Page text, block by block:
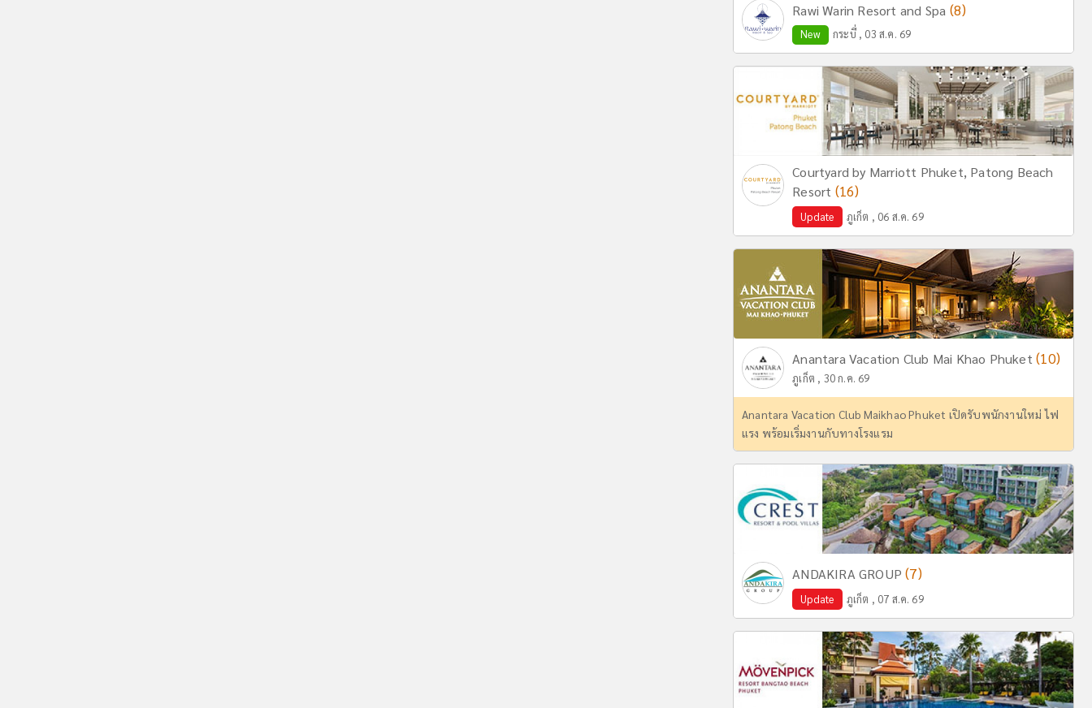
Rawi Warin Resort and Spa (8)
New กระบี่ , 03 ส.ค. 69
Courtyard by Marriott Phuket, Patong Beach
Resort (16)
Update ภูเก็ต , 06 ส.ค. 69
Anantara Vacation Club Mai Khao Phuket(10)
ภูเก็ต , 30 ก.ค. 69
Anantara Vacation Club Maikhao Phuket เปิดรับพนักงานใหม่ ไฟ
แรง พร้อมเริ่มงานกับทางโรงแรม
ANDAKIRA GROUP(7)
Update ภูเก็ต , 07 ส.ค. 69